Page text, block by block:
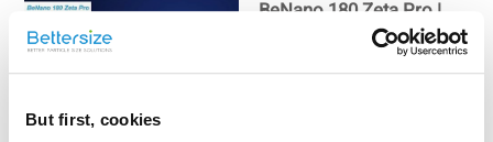
But first, cookies
BeNano 180 Zeta Pro |
Analysegerät für die
Größe und das